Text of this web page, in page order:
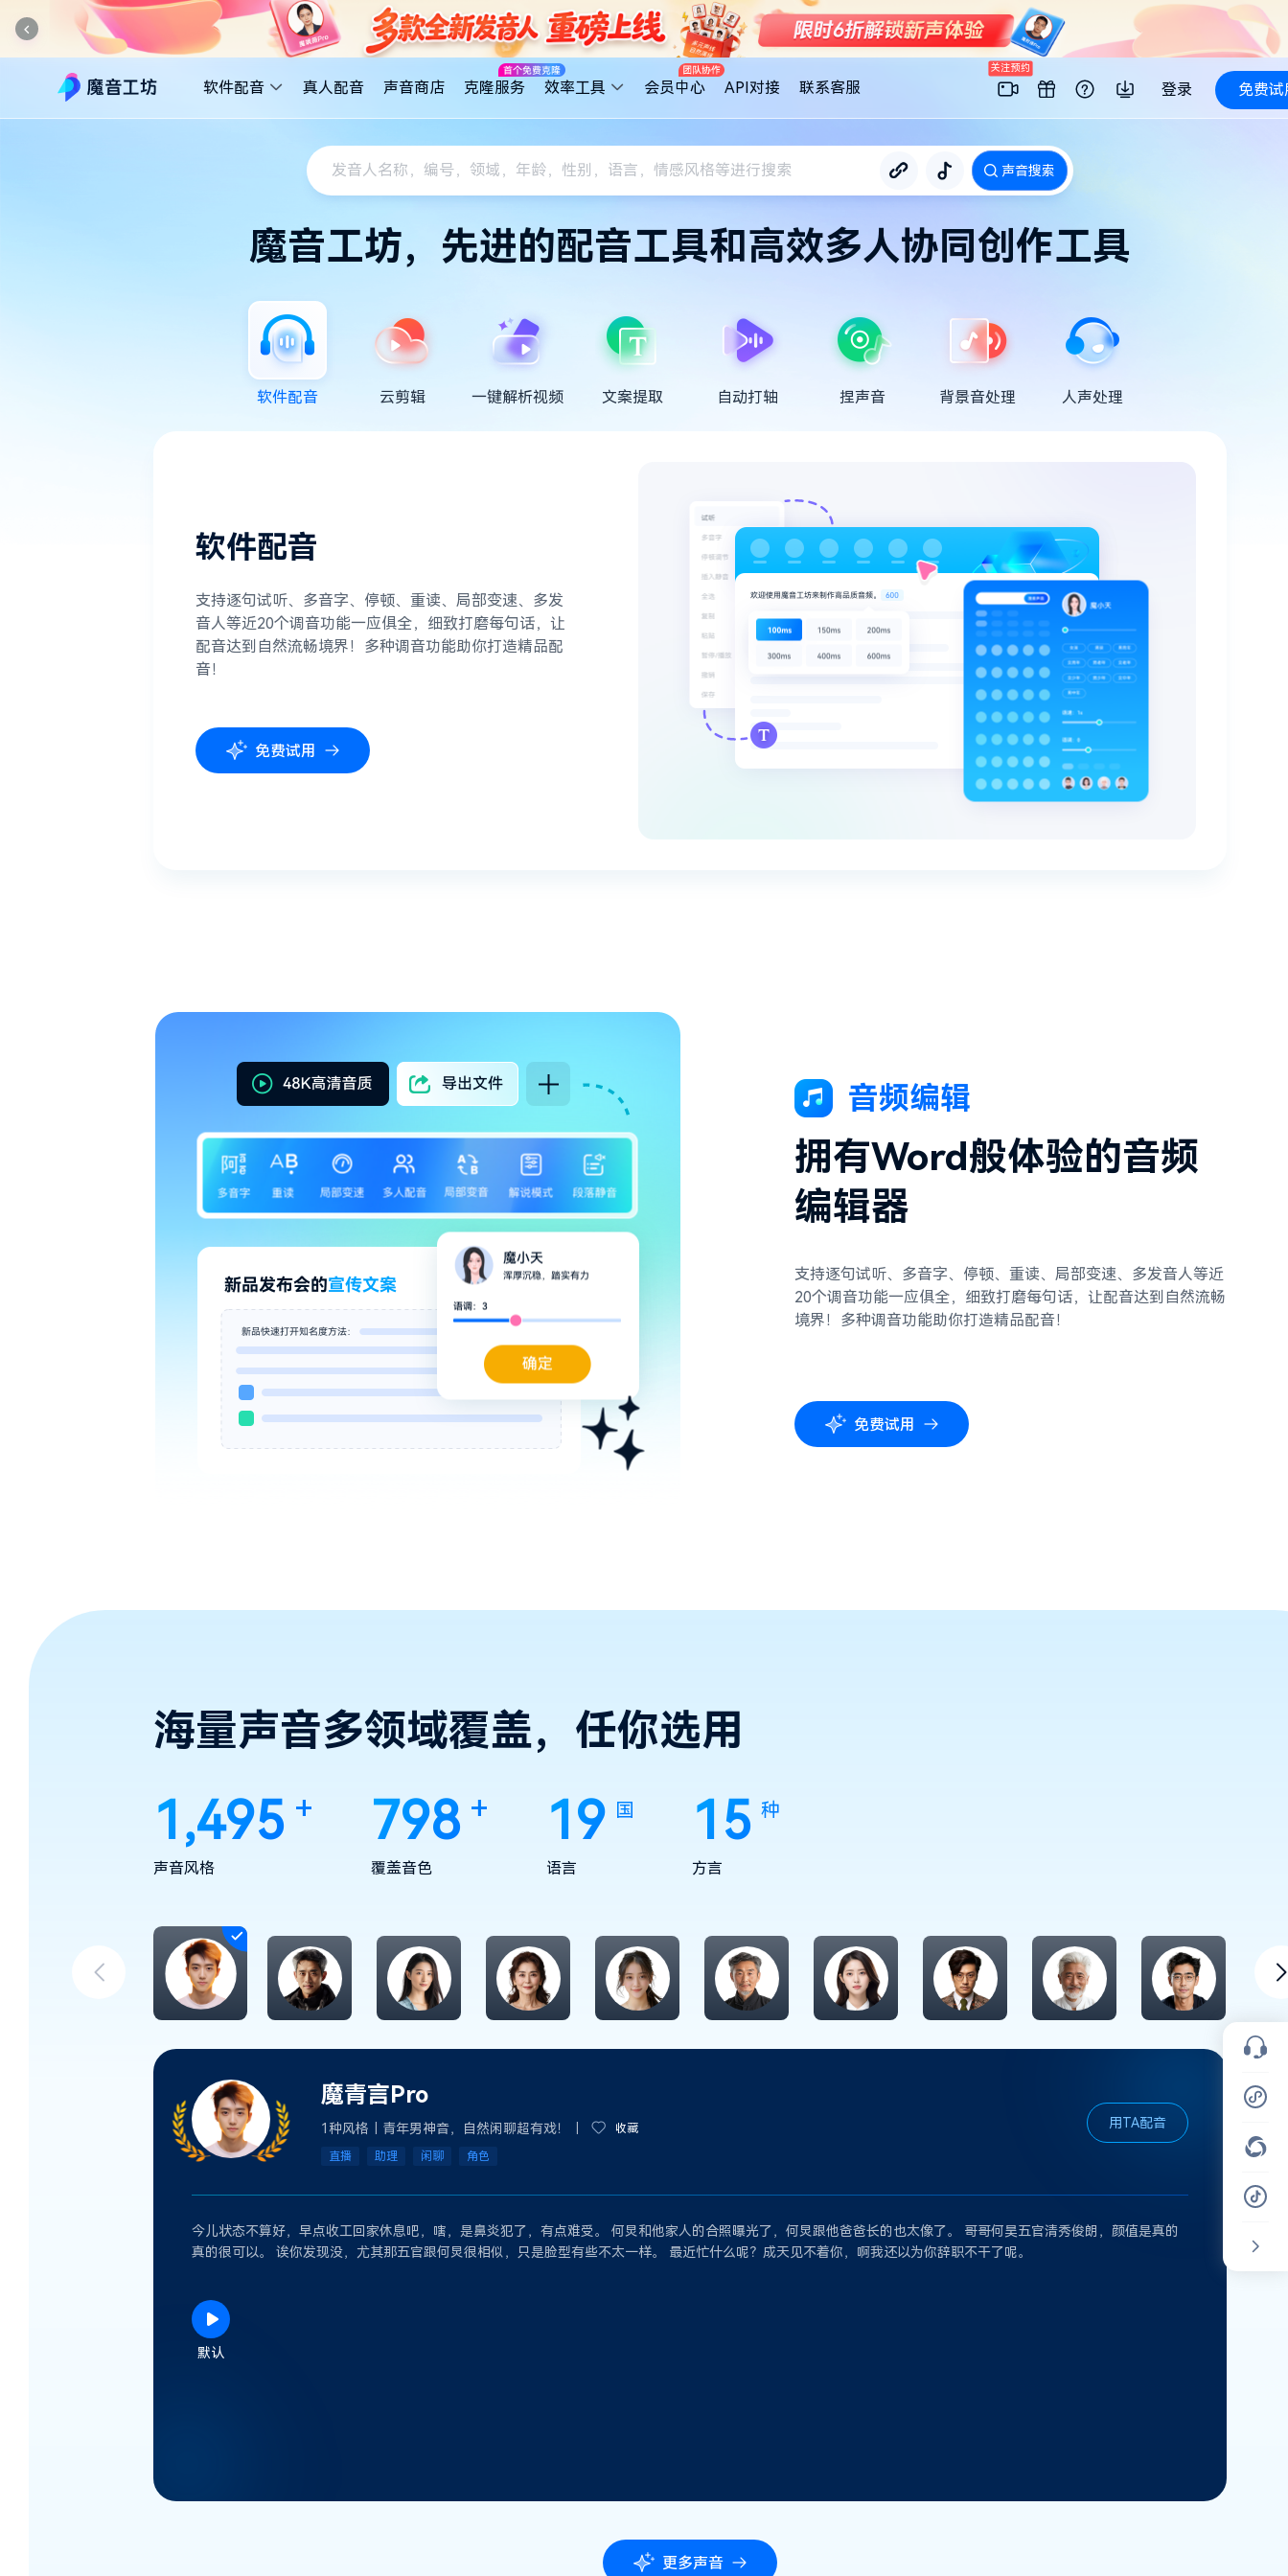
软件配音 真人配音 声音商店 克隆服务 效率工具 会员中心 API对接 联系客服
关注预约
登录 免费试
声音搜索
魔音工坊，先进的配音工具和高效多人协同创作工具
软件配音 云剪辑 一键解析视频 文案提取 自动打轴 捏声音 背景音处理 人声处理
软件配音
支持逐句试听、多音字、停顿、重读、局部变速、多发
音人等近20个调音功能一应俱全，细致打磨每句话，让
配音达到自然流畅境界！多种调音功能助你打造精品配
音！
免费试用
音频编辑
拥有Word般体验的音频
编辑器
支持逐句试听、多音字、停顿、重读、局部变速、多发音人等近
20个调音功能一应俱全，细致打磨每句话，让配音达到自然流畅
境界！多种调音功能助你打造精品配音！
免费试用
海量声音多领域覆盖，任你选用
1,500 +
声音风格
800 +
覆盖音色
19 国
语言
15 种
方言
魔青言Pro
1种风格｜青年男神音，自然闲聊超有戏！｜ 收藏
直播 助理 闲聊 角色
用TA配音
今儿状态不算好，早点收工回家休息吧，嗐，是鼻炎犯了，有点难受。 何炅和他家人的合照曝光了，何炅跟他爸爸长的也太像了。 哥哥何昊五官清秀俊朗，颜值是真的
真的很可以。 诶你发现没，尤其那五官跟何炅很相似，只是脸型有些不太一样。 最近忙什么呢？成天见不着你，啊我还以为你辞职不干了呢。
默认
更多声音